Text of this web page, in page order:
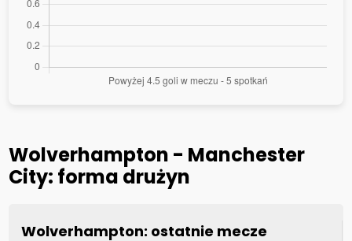
Wolverhampton - Manchester
City: forma drużyn
Wolverhampton: ostatnie mecze